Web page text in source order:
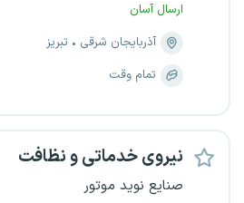
ارسال آسان
آذربایجان شرقی
تبریز
تمام وقت
نیروی خدماتی و نظافت
صنایع نوید موتور